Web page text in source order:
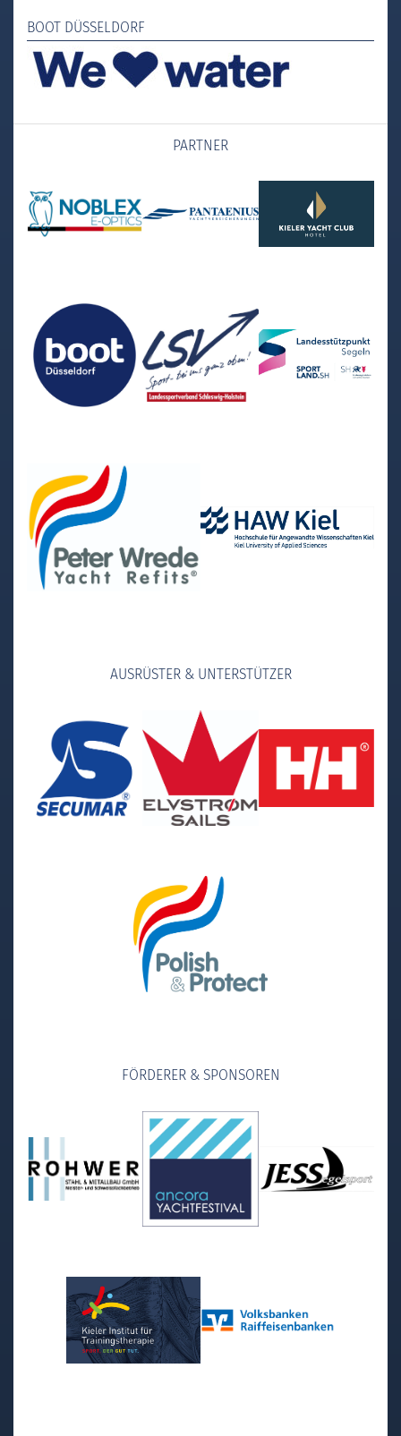
BOOT DÜSSELDORF
PARTNER
AUSRÜSTER & UNTERSTÜTZER
FÖRDERER & SPONSOREN